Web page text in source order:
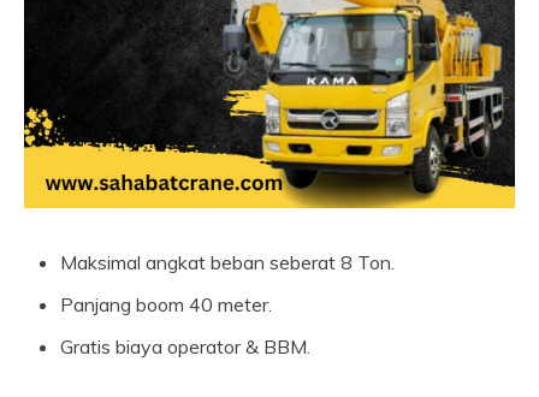
Maksimal angkat beban seberat 8 Ton.
Panjang boom 40 meter.
Gratis biaya operator & BBM.